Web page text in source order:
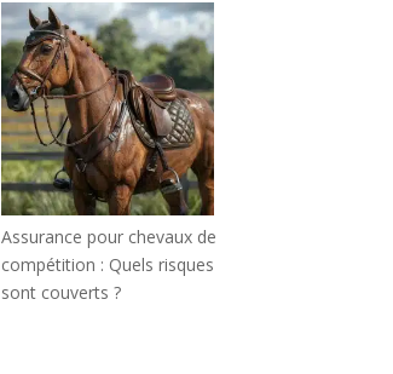
Assurance pour chevaux de
compétition : Quels risques
sont couverts ?